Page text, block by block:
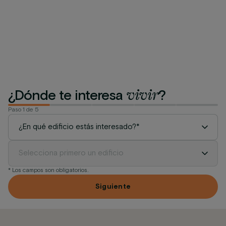
¿Dónde te interesa vivir?
Paso 1 de 5
Edificio
* Los campos son obligatorios.
Siguiente